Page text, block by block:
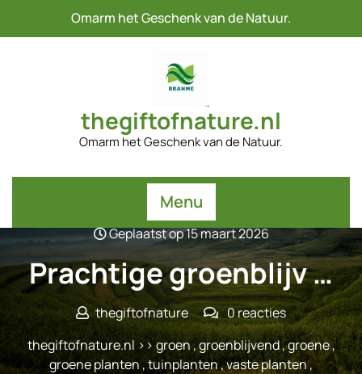
Omarm het Geschenk van de Natuur.
thegiftofnature.nl
Omarm het Geschenk van de Natuur.
Menu
Geplaatst op 15 maart 2026
Prachtige groenblijv …
thegiftofnature
0 reacties
thegiftofnature.nl >>groen,groenblijvend,groene,
groene planten,tuinplanten,vaste planten,